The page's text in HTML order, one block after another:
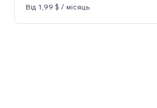
Від 1,99 $ / місяць